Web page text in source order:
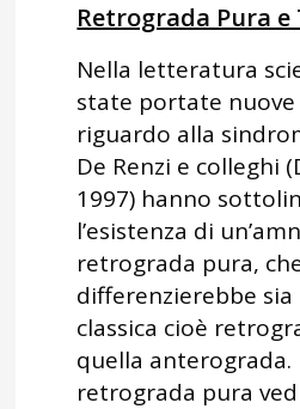
Retrograda Pura
Nella letteratura
state portate nuove
riguardo alla
De Renzi e colleghi
1997) hanno
l’esistenza di
retrograda pura,
differenzierebbe sia
classica cioè
quella anterograda.
retrograda pura